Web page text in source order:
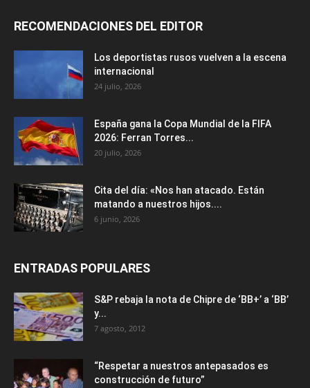
RECOMENDACIONES DEL EDITOR
Los deportistas rusos vuelven a la escena
internacional
24 julio, 2026
España gana la Copa Mundial de la FIFA
2026: Ferran Torres...
20 julio, 2026
Cita del día: «Nos han atacado. Están
matando a nuestros hijos....
6 junio, 2026
ENTRADAS POPULARES
S&P rebaja la nota de Chipre de ‘BB+’ a ‘ВВ’
y...
7 agosto, 2012
“Respetar a nuestros antepasados es
construcción de futuro”